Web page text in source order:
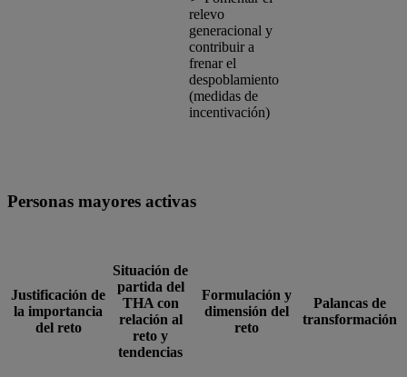
relevo
generacional y
contribuir a
frenar el
despoblamiento
(medidas de
incentivación)
Personas mayores activas
Justificación de
la importancia
del reto
Situación de
partida del
THA con
relación al
reto y
tendencias
Formulación y
dimensión del
reto
Palancas de
transformación